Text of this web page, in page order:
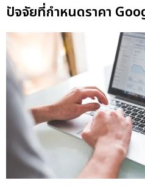
ปัจจัยที่กำหนดราคา